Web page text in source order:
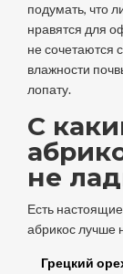
подумать, что
нравятся для
не сочетаются
влажности
лопату.
С
не
Есть
абрикос лучше
Грецкий